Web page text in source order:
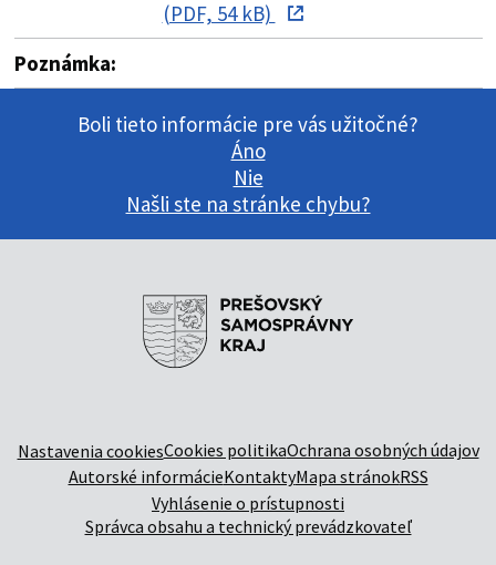
(PDF, 54 kB)
Poznámka:
Boli tieto informácie pre vás užitočné?
Áno
Nie
Našli ste na stránke chybu?
Nastavenia cookiesCookies politikaOchrana osobných údajov
Autorské informácieKontaktyMapa stránokRSS
Vyhlásenie o prístupnosti
Správca obsahu a technický prevádzkovateľ